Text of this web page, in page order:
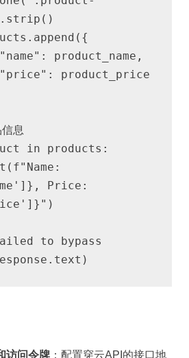
products.append({
"name": product_name,
"price": product_price
信息
in products:
Price:
访问令牌 ：配置穿云API的接口地